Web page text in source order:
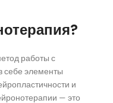
работы с
себе элементы
и
— это